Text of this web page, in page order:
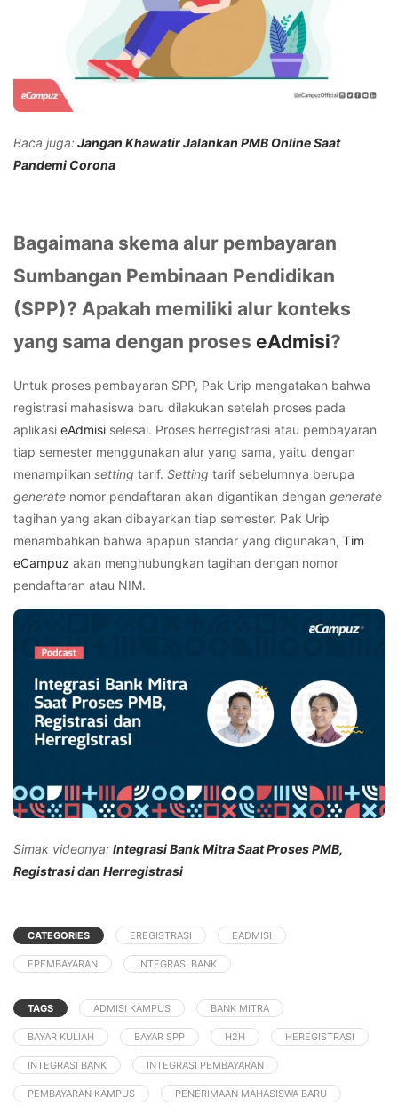
Baca juga: Jangan Khawatir Jalankan PMB Online Saat
Pandemi Corona
Bagaimana skema alur pembayaran
Sumbangan Pembinaan Pendidikan
(SPP)? Apakah memiliki alur konteks
yang sama dengan proses eAdmisi?
Untuk proses pembayaran SPP, Pak Urip mengatakan bahwa
registrasi mahasiswa baru dilakukan setelah proses pada
aplikasi eAdmisi selesai. Proses herregistrasi atau pembayaran
tiap semester menggunakan alur yang sama, yaitu dengan
menampilkan setting tarif. Setting tarif sebelumnya berupa
generate nomor pendaftaran akan digantikan dengan generate
tagihan yang akan dibayarkan tiap semester. Pak Urip
menambahkan bahwa apapun standar yang digunakan, Tim
eCampuz akan menghubungkan tagihan dengan nomor
pendaftaran atau NIM.
Simak videonya: Integrasi Bank Mitra Saat Proses PMB,
Registrasi dan Herregistrasi
CATEGORIES EREGISTRASI EADMISI
EPEMBAYARAN INTEGRASI BANK
TAGS ADMISI KAMPUS BANK MITRA
BAYAR KULIAH BAYAR SPP H2H HEREGISTRASI
INTEGRASI BANK INTEGRASI PEMBAYARAN
PEMBAYARAN KAMPUS PENERIMAAN MAHASISWA BARU